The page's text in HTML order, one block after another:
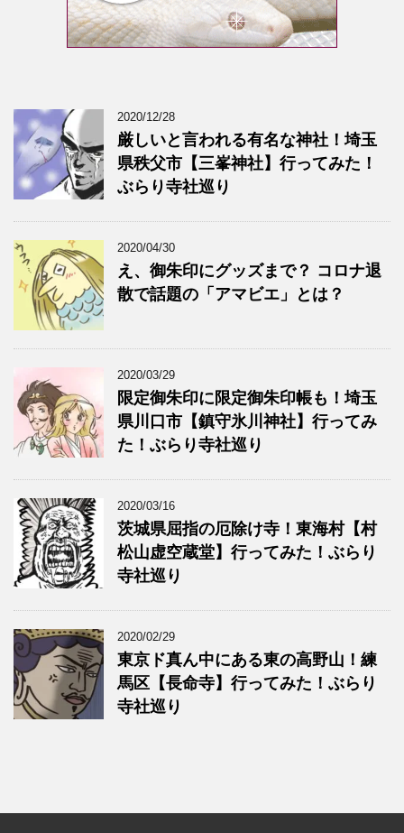
2020/12/28
厳しいと言われる有名な神社！埼玉
県秩父市【三峯神社】行ってみた！
ぶらり寺社巡り
2020/04/30
え、御朱印にグッズまで？ コロナ退
散で話題の「アマビエ」とは？
2020/03/29
限定御朱印に限定御朱印帳も！埼玉
県川口市【鎮守氷川神社】行ってみ
た！ぶらり寺社巡り
2020/03/16
茨城県屈指の厄除け寺！東海村【村
松山虚空蔵堂】行ってみた！ぶらり
寺社巡り
2020/02/29
東京ド真ん中にある東の高野山！練
馬区【長命寺】行ってみた！ぶらり
寺社巡り